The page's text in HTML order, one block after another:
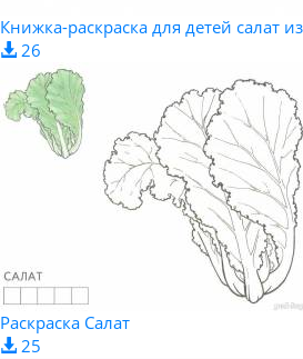
Книжка-раскраска для детей салат
26
Раскраска Салат
25